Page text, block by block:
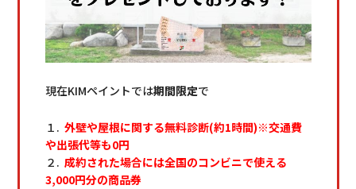
現在KIMペイントでは期間限定で
１. 外壁や屋根に関する無料診断(約1時間)※交通費
や出張代等も0円
２. 成約された場合には全国のコンビニで使える
3,000円分の商品券